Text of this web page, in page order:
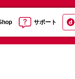
サポート